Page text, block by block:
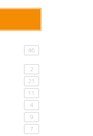
46
2
21
11
4
9
7